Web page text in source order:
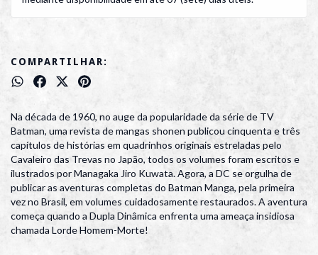
COMPARTILHAR:
Na década de 1960, no auge da popularidade da série de TV
Batman, uma revista de mangas shonen publicou cinquenta e três
capítulos de histórias em quadrinhos originais estreladas pelo
Cavaleiro das Trevas no Japão, todos os volumes foram escritos e
ilustrados por Managaka Jiro Kuwata. Agora, a DC se orgulha de
publicar as aventuras completas do Batman Manga, pela primeira
vez no Brasil, em volumes cuidadosamente restaurados. A aventura
começa quando a Dupla Dinâmica enfrenta uma ameaça insidiosa
chamada Lorde Homem-Morte!